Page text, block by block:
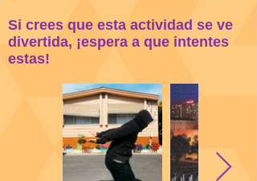
Si crees que esta actividad se ve
divertida, ¡espera a que intentes
estas!